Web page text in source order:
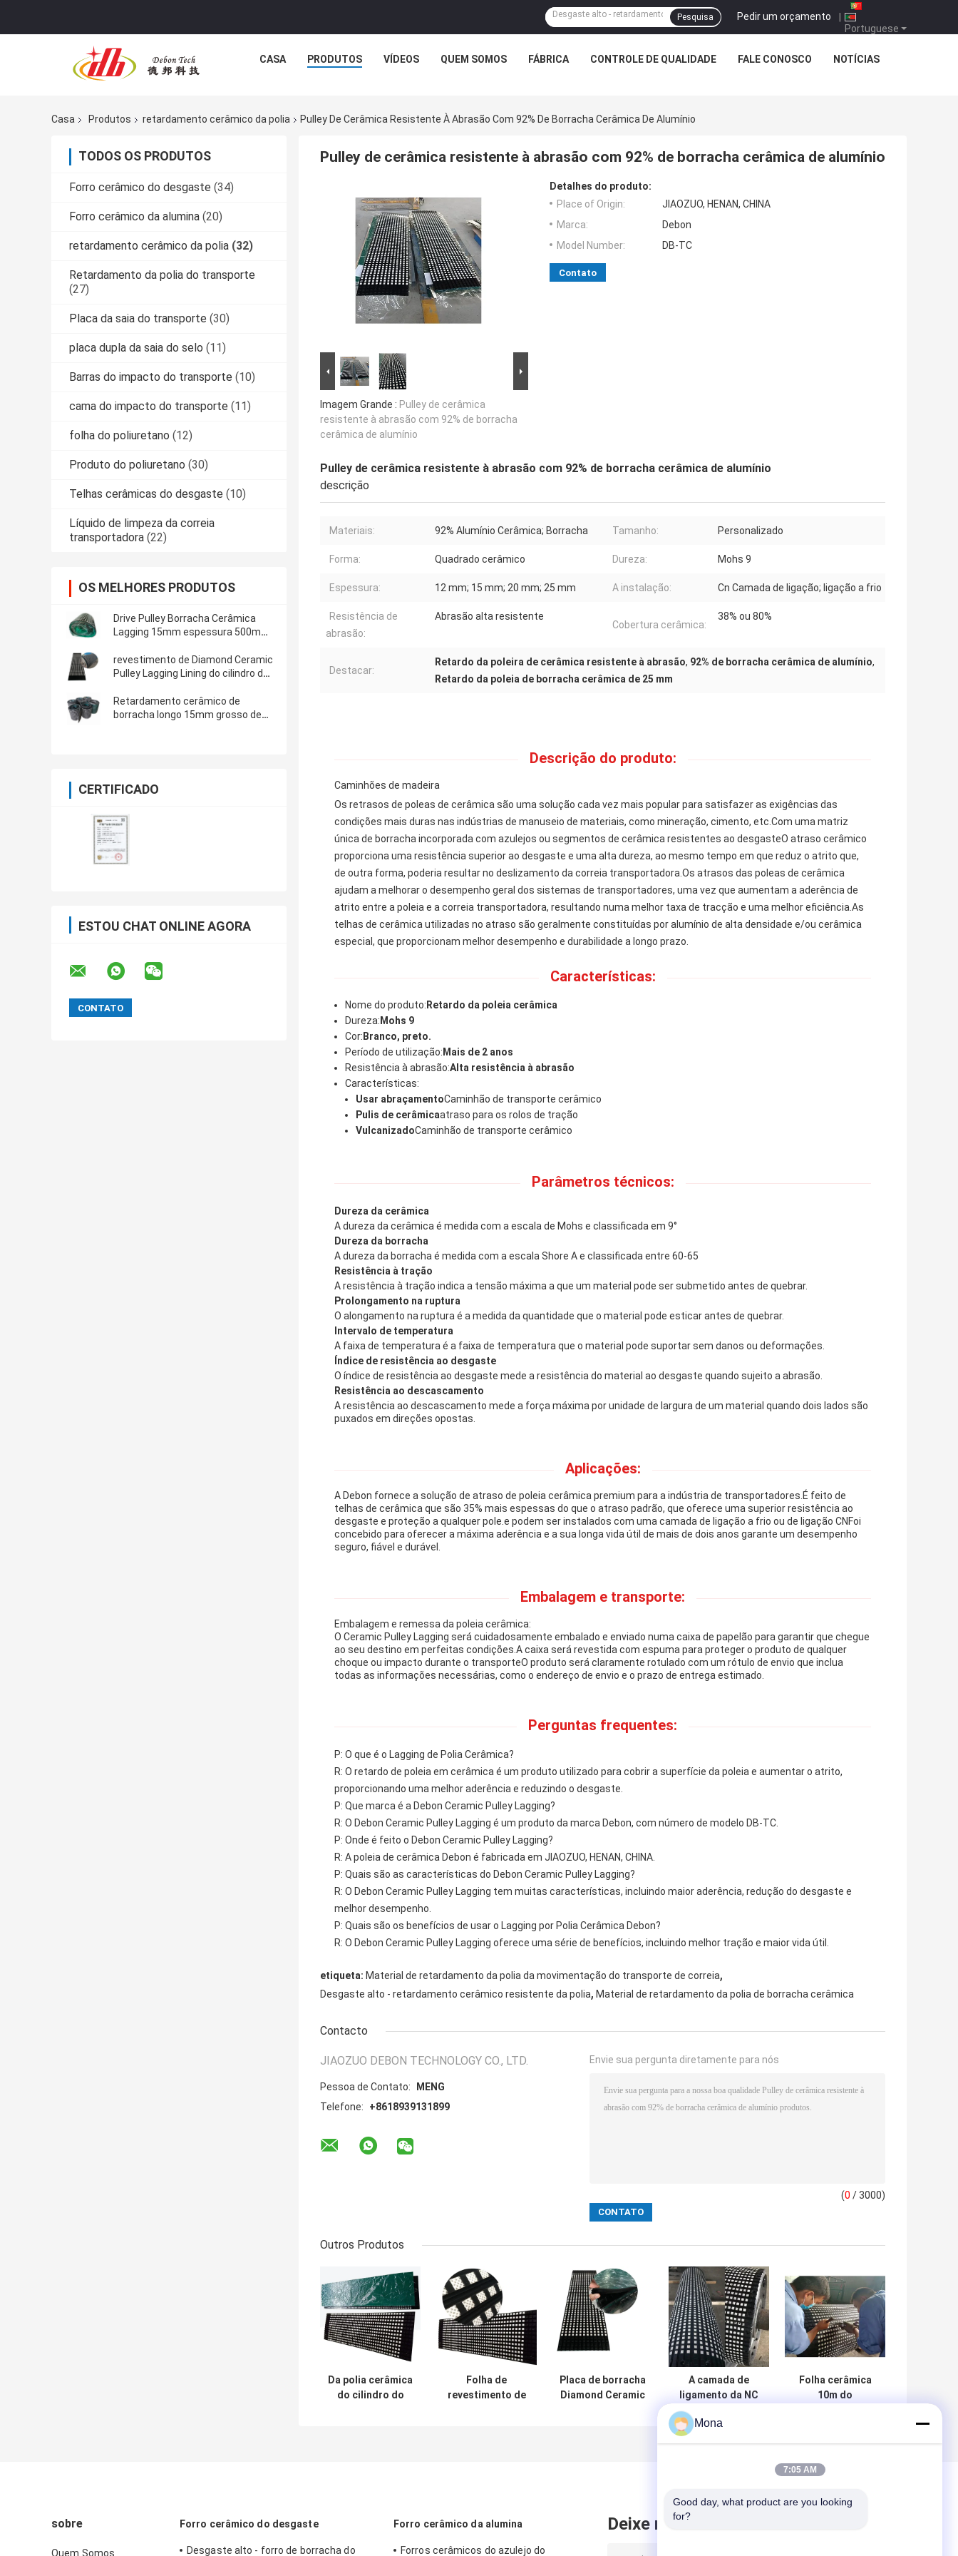
Portuguese
Pedir um orçamento |
Pesquisa
CASA PRODUTOS VÍDEOS QUEM SOMOS FÁBRICA CONTROLE DE QUALIDADE FALE CONOSCO NOTÍCIAS
Casa Produtos retardamento cerâmico da polia Pulley De Cerâmica Resistente À Abrasão Com 92% De Borracha Cerâmica De Alumínio
TODOS OS PRODUTOS
Forro cerâmico do desgaste (34)
Forro cerâmico da alumina (20)
retardamento cerâmico da polia (32)
Retardamento da polia do transporte
(27)
Placa da saia do transporte (30)
placa dupla da saia do selo (11)
Barras do impacto do transporte (10)
cama do impacto do transporte (11)
folha do poliuretano (12)
Produto do poliuretano (30)
Telhas cerâmicas do desgaste (10)
Líquido de limpeza da correia
transportadora (22)
OS MELHORES PRODUTOS
Drive Pulley Borracha Cerâmica
Lagging 15mm espessura 500mm
revestimento de Diamond Ceramic
Pulley Lagging Lining do cilindro do
Retardamento cerâmico de
borracha longo 15mm grosso de
CERTIFICADO
ESTOU CHAT ONLINE AGORA
Pulley de cerâmica resistente à abrasão com 92% de borracha cerâmica de alumínio
Imagem Grande : Pulley de cerâmica
resistente à abrasão com 92% de borracha
cerâmica de alumínio
Detalhes do produto:
Place of Origin:
JIAOZUO, HENAN, CHINA
Marca:
Debon
Model Number:
DB-TC
Contato
Pulley de cerâmica resistente à abrasão com 92% de borracha cerâmica de alumínio
descrição
Materiais: 92% Alumínio Cerâmica; Borracha Tamanho: Personalizado
Forma: Quadrado cerâmico Dureza: Mohs 9
Espessura: 12 mm; 15 mm; 20 mm; 25 mm A instalação: Cn Camada de ligação; ligação a frio
Resistência de
abrasão:
Abrasão alta resistente
Cobertura cerâmica:
38% ou 80%
Destacar:
Retardo da poleira de cerâmica resistente à abrasão, 92% de borracha cerâmica de alumínio,
Retardo da poleia de borracha cerâmica de 25 mm
Descrição do produto:
Caminhões de madeira
Os retrasos de poleas de cerâmica são uma solução cada vez mais popular para satisfazer as exigências das
condições mais duras nas indústrias de manuseio de materiais, como mineração, cimento, etc.Com uma matriz
única de borracha incorporada com azulejos ou segmentos de cerâmica resistentes ao desgasteO atraso cerâmico
proporciona uma resistência superior ao desgaste e uma alta dureza, ao mesmo tempo em que reduz o atrito que,
de outra forma, poderia resultar no deslizamento da correia transportadora.Os atrasos das poleas de cerâmica
ajudam a melhorar o desempenho geral dos sistemas de transportadores, uma vez que aumentam a aderência de
atrito entre a poleia e a correia transportadora, resultando numa melhor taxa de tracção e uma melhor eficiência.As
telhas de cerâmica utilizadas no atraso são geralmente constituídas por alumínio de alta densidade e/ou cerâmica
especial, que proporcionam melhor desempenho e durabilidade a longo prazo.
Características:
Nome do produto: Retardo da poleia cerâmica
Dureza: Mohs 9
Cor: Branco, preto.
Período de utilização: Mais de 2 anos
Resistência à abrasão:Alta resistência à abrasão
Características:
Usar abraçamentoCaminhão de transporte cerâmico
Pulis de cerâmicaatraso para os rolos de tração
VulcanizadoCaminhão de transporte cerâmico
Parâmetros técnicos:
Dureza da cerâmica
A dureza da cerâmica é medida com a escala de Mohs e classificada em 9°
Dureza da borracha
A dureza da borracha é medida com a escala Shore A e classificada entre 60-65
Resistência à tração
A resistência à tração indica a tensão máxima a que um material pode ser submetido antes de quebrar.
Prolongamento na ruptura
O alongamento na ruptura é a medida da quantidade que o material pode esticar antes de quebrar.
Intervalo de temperatura
A faixa de temperatura é a faixa de temperatura que o material pode suportar sem danos ou deformações.
Índice de resistência ao desgaste
O índice de resistência ao desgaste mede a resistência do material ao desgaste quando sujeito a abrasão.
Resistência ao descascamento
A resistência ao descascamento mede a força máxima por unidade de largura de um material quando dois lados são
puxados em direções opostas.
Aplicações:
A Debon fornece a solução de atraso de poleia cerâmica premium para a indústria de transportadores.É feito de
telhas de cerâmica que são 35% mais espessas do que o atraso padrão, que oferece uma superior resistência ao
desgaste e proteção a qualquer pole.e podem ser instalados com uma camada de ligação a frio ou de ligação CNFoi
concebido para oferecer a máxima aderência e a sua longa vida útil de mais de dois anos garante um desempenho
seguro, fiável e durável.
Embalagem e transporte:
Embalagem e remessa da poleia cerâmica:
O Ceramic Pulley Lagging será cuidadosamente embalado e enviado numa caixa de papelão para garantir que chegue
ao seu destino em perfeitas condições.A caixa será revestida com espuma para proteger o produto de qualquer
choque ou impacto durante o transporteO produto será claramente rotulado com um rótulo de envio que inclua
todas as informações necessárias, como o endereço de envio e o prazo de entrega estimado.
Perguntas frequentes:
P: O que é o Lagging de Polia Cerâmica?
R: O retardo de poleia em cerâmica é um produto utilizado para cobrir a superfície da poleia e aumentar o atrito,
proporcionando uma melhor aderência e reduzindo o desgaste.
P: Que marca é a Debon Ceramic Pulley Lagging?
R: O Debon Ceramic Pulley Lagging é um produto da marca Debon, com número de modelo DB-TC.
P: Onde é feito o Debon Ceramic Pulley Lagging?
R: A poleia de cerâmica Debon é fabricada em JIAOZUO, HENAN, CHINA.
P: Quais são as características do Debon Ceramic Pulley Lagging?
R: O Debon Ceramic Pulley Lagging tem muitas características, incluindo maior aderência, redução do desgaste e
melhor desempenho.
P: Quais são os benefícios de usar o Lagging por Polia Cerâmica Debon?
R: O Debon Ceramic Pulley Lagging oferece uma série de benefícios, incluindo melhor tração e maior vida útil.
etiqueta: Material de retardamento da polia da movimentação do transporte de correia,
Desgaste alto - retardamento cerâmico resistente da polia, Material de retardamento da polia de borracha cerâmica
Contacto
JIAOZUO DEBON TECHNOLOGY CO., LTD.
Pessoa de Contato:
MENG
Telefone:
+8618939131899
Envie sua pergunta diretamente para nós
(0 / 3000)
Outros Produtos
Da polia cerâmica
do cilindro do
Folha de
revestimento de
Placa de borracha
Diamond Ceramic
A camada de
ligamento da NC
cerâmica
Folha cerâmica
10m do
transporte da tira
Rolls
sobre
Quem Somos
Forro cerâmico do desgaste
Desgaste alto - forro de borracha do
Forro cerâmico da alumina
Forros cerâmicos do azulejo do
Deixe mensagem
Mona
7:05 AM
Good day, what product are you looking
for?